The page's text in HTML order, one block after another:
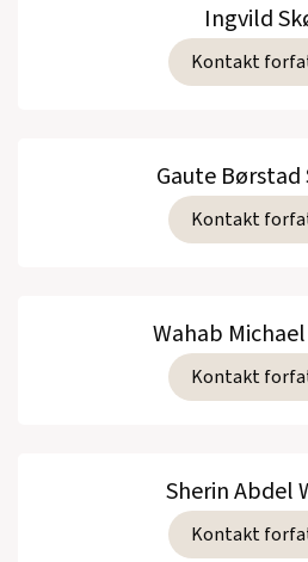
Ingvild
Kontakt
Gaute Børstad
Kontakt
Wahab
Kontakt
Sherin Abdel
Kontakt